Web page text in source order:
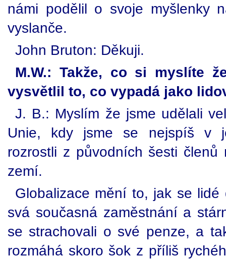
námi podělil o svoje myšlenky
vyslanče.
John Bruton: Děkuji.
M.W.: Takže, co si myslíte
vysvětlil to, co vypadá jako
J. B.: Myslím že jsme udělali
Unie, kdy jsme se nejspíš v
rozrostli z původních šesti
zemí.
Globalizace mění to, jak se
svá současná zaměstnání a
se strachovali o své penze, a
rozmáhá skoro šok z příliš